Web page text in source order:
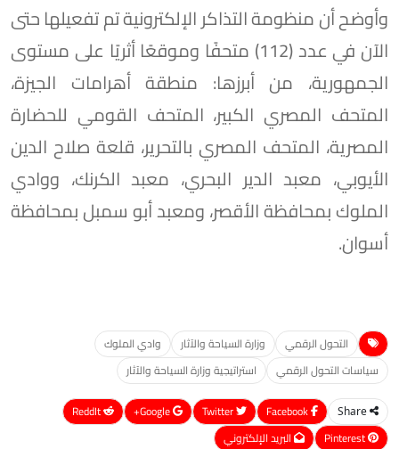
وأوضح أن منظومة التذاكر الإلكترونية تم تفعيلها حتى
الآن في عدد (112) متحفًا وموقعًا أثريًا على مستوى
الجمهورية، من أبرزها: منطقة أهرامات الجيزة،
المتحف المصري الكبير، المتحف القومي للحضارة
المصرية، المتحف المصري بالتحرير، قلعة صلاح الدين
الأيوبي، معبد الدير البحري، معبد الكرنك، ووادي
الملوك بمحافظة الأقصر، ومعبد أبو سمبل بمحافظة
أسوان.
التحول الرقمي وزارة السياحة والآثار
وادي الملوك
سياسات التحول الرقمي
استراتيجية وزارة السياحة والآثار
Share
Google+
ReddIt
Pinterest
البريد الإلكتروني